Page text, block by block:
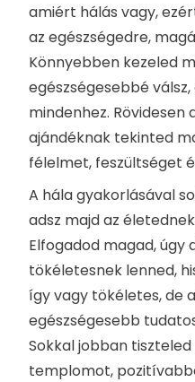
amiért hálás vagy,
az egészségedre,
Könnyebben kezeled
egészségesebbé
mindenhez. Rövidesen
ajándéknak tekinted
félelmet, feszültséget
A hála gyakorlásával
adsz majd az
Elfogadod magad, úgy
tökéletesnek lenned,
így vagy tökéletes, de
egészségesebb
Sokkal jobban
templomot,